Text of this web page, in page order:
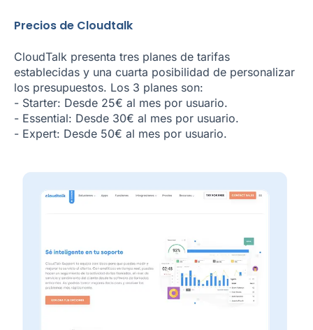
Precios de Cloudtalk
CloudTalk presenta tres planes de tarifas
establecidas y una cuarta posibilidad de personalizar
los presupuestos. Los 3 planes son:
- Starter: Desde 25€ al mes por usuario.
- Essential: Desde 30€ al mes por usuario.
- Expert: Desde 50€ al mes por usuario.